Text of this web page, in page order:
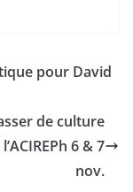
pour David
de culture
6 & 7
nov.